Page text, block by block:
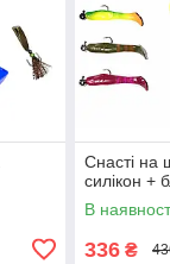
Снасті на
силікон +
В
336 ₴